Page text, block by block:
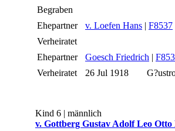
Begraben
Ehepartner
v. Loefen Hans | F8537
Verheiratet
Ehepartner
Goesch Friedrich |
Verheiratet
26 Jul 1918
Kind 6 | männlich
v. Gottberg Gustav Adolf Leo